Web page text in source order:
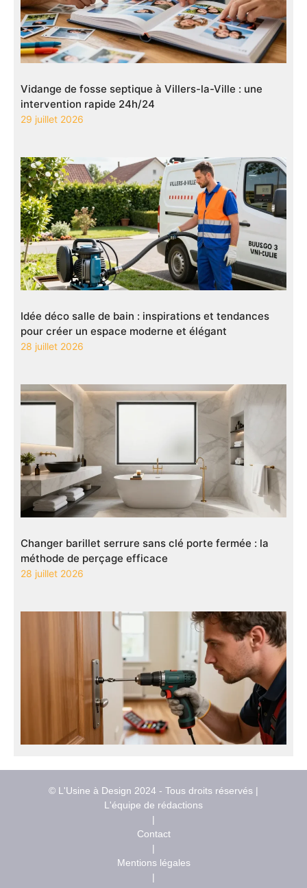
Vidange de fosse septique à Villers-la-Ville : une
intervention rapide 24h/24
29 juillet 2026
Idée déco salle de bain : inspirations et tendances
pour créer un espace moderne et élégant
28 juillet 2026
Changer barillet serrure sans clé porte fermée : la
méthode de perçage efficace
28 juillet 2026
© L'Usine à Design 2024 - Tous droits réservés |
L'équipe de rédactions
|
Contact
|
Mentions légales
|